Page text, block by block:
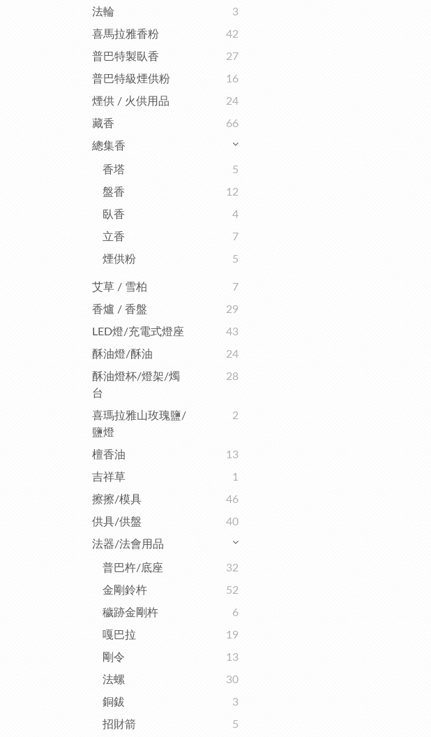
法輪
3
喜馬拉雅香粉
42
普巴特製臥香
27
普巴特級煙供粉
16
煙供 / 火供用品
24
藏香
66
總集香
香塔
5
盤香
12
臥香
4
立香
7
煙供粉
5
艾草 / 雪柏
7
香爐 / 香盤
29
LED燈/充電式燈座
43
酥油燈/酥油
24
酥油燈杯/燈架/燭
台
28
喜瑪拉雅山玫瑰鹽/
鹽燈
2
檀香油
13
吉祥草
1
擦擦/模具
46
供具/供盤
40
法器/法會用品
普巴杵/底座
32
金剛鈴杵
52
穢跡金剛杵
6
嘎巴拉
19
剛令
13
法螺
30
銅鈸
3
招財箭
5